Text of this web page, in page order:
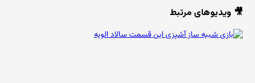
🎥 ویدیوهای مرتبط